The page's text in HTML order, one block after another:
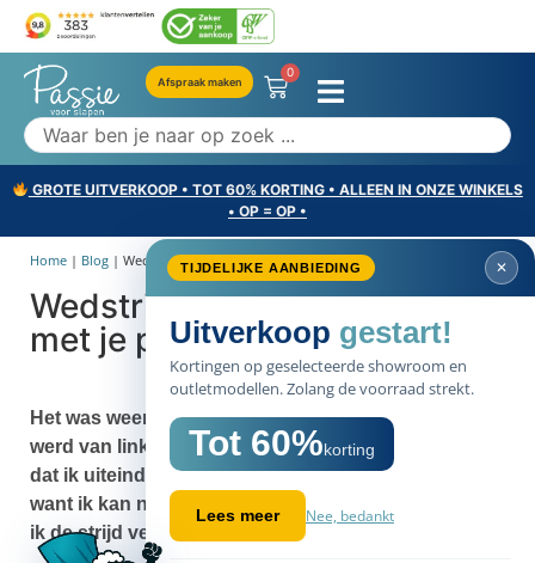
Afspraak maken
0
GROTE UITVERKOOP • TOT 60% KORTING • ALLEEN IN ONZE WINKELS
• OP = OP •
TIJDELIJKE AANBIEDING ✕
Uitverkoop gestart!
Kortingen op geselecteerde showroom en
outletmodellen. Zolang de voorraad strekt.
Tot 60%korting
Lees meer Nee, bedankt
Home| Blog| Wedstrijdje dekbed trekken met je...
Wedstrijdje dekbed trekken
met je partner?
Het was weer flink raak afgelopen nacht. Dekbed
werd van links naar rechts getrokken, maar ik geloof
dat ik uiteindelijk heb gewonnen. Deze keer dan,
want ik kan nog genoeg nachten opnoemen waarop
ik de strijd verloor
Tijd voor actie!